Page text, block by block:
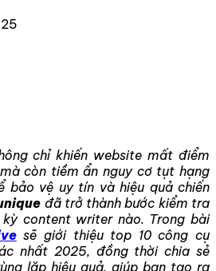
chỉ khiến website mất điểm
còn tiềm ẩn nguy cơ tụt hạng
bảo vệ uy tín và hiệu quả chiến
đã trở thành bước kiểm tra
content writer nào. Trong bài
sẽ giới thiệu top 10 công cụ
nhất 2025, đồng thời chia sẻ
lặp hiệu quả, giúp bạn tạo ra